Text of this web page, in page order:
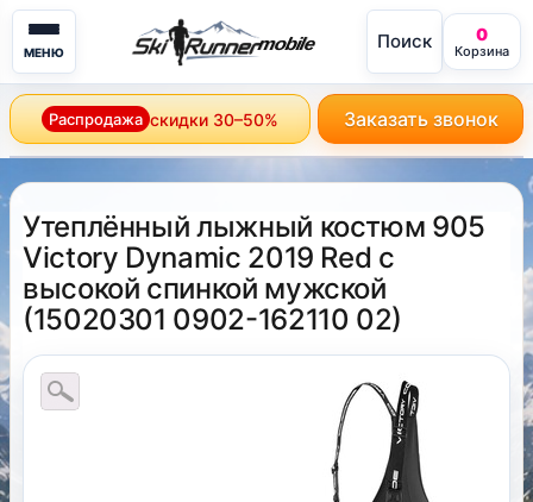
МЕНЮ mobile Поиск 0
Корзина
Распродажа скидки 30–50% Заказать звонок
Утеплённый лыжный костюм 905
Victory Dynamic 2019 Red с
высокой спинкой мужской
(15020301 0902-162110 02)